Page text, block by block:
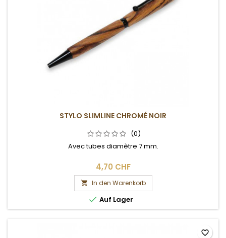
STYLO SLIMLINE CHROMÉ NOIR
(0)
Avec tubes diamètre 7 mm.
4,70 CHF
 In den Warenkorb
 Auf Lager
favorite_border